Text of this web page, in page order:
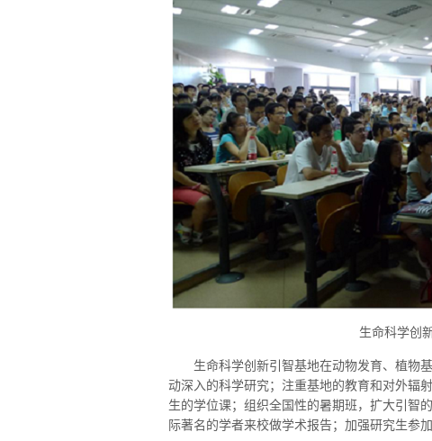
生命科学创
生命科学创新引智基地在动物发育、植物
动深入的科学研究；注重基地的教育和对外辐
生的学位课；组织全国性的暑期班，扩大引智
际著名的学者来校做学术报告；加强研究生参